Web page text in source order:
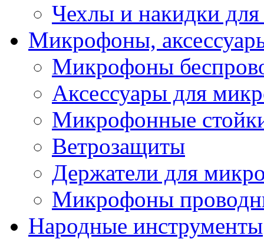
Чехлы и накидки
Микрофоны,
Микрофоны
Аксессуары для
Микрофонные
Ветрозащиты
Держатели для
Микрофоны
Народные инструменты